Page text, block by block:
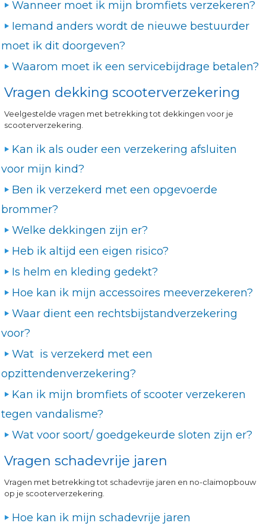
Wanneer moet ik mijn bromfiets verzekeren?
Iemand anders wordt de nieuwe bestuurder
moet ik dit doorgeven?
Waarom moet ik een servicebijdrage betalen?
Vragen dekking scooterverzekering
Veelgestelde vragen met betrekking tot dekkingen voor je
scooterverzekering.
Kan ik als ouder een verzekering afsluiten
voor mijn kind?
Ben ik verzekerd met een opgevoerde
brommer?
Welke dekkingen zijn er?
Heb ik altijd een eigen risico?
Is helm en kleding gedekt?
Hoe kan ik mijn accessoires meeverzekeren?
Waar dient een rechtsbijstandverzekering
voor?
Wat is verzekerd met een
opzittendenverzekering?
Kan ik mijn bromfiets of scooter verzekeren
tegen vandalisme?
Wat voor soort/ goedgekeurde sloten zijn er?
Vragen schadevrije jaren
Vragen met betrekking tot schadevrije jaren en no-claimopbouw
op je scooterverzekering.
Hoe kan ik mijn schadevrije jaren